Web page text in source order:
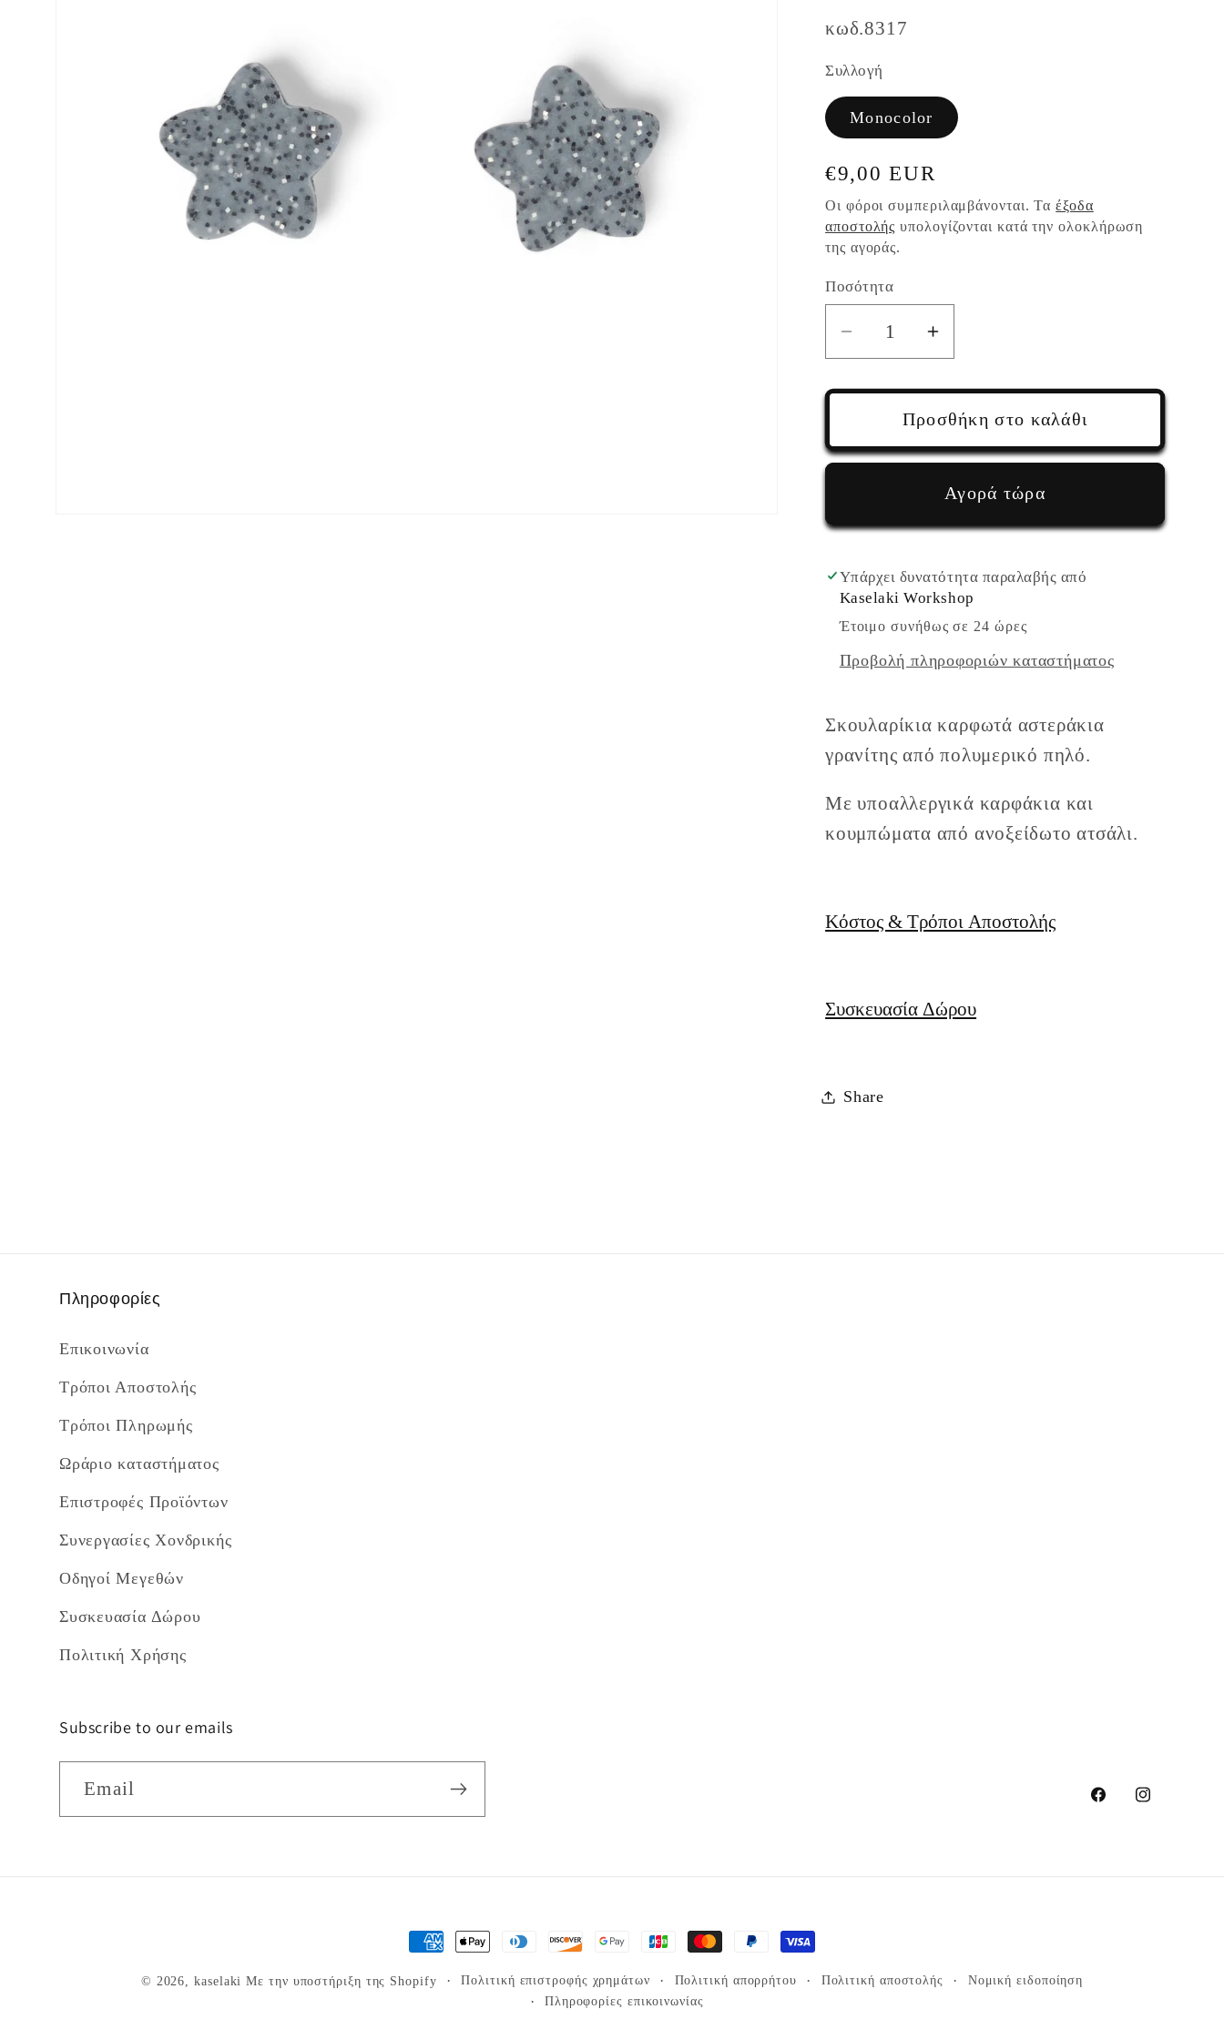
κωδ.8317
Συλλογή
Monocolor
Κανονική
τιμή
€9,00 EUR
Οι φόροι συμπεριλαμβάνονται. Ταέξοδα
αποστολής υπολογίζονται κατά την ολοκλήρωση
της αγοράς.
Ποσότητα
Ποσότητα
Μείωση
ποσότητας
για
Σκουλαρίκια
καρφωτά
αστεράκια
πολυμερικό
Αύξηση
ποσότητας
για
Σκουλαρίκια
καρφωτά
αστεράκια
γρανίτης
πολυμερικό
Προσθήκη στο καλάθι
Αγορά τώρα
Υπάρχει δυνατότητα παραλαβής από
Kaselaki Workshop
Έτοιμο συνήθως σε 24 ώρες
Προβολή πληροφοριών καταστήματος
Σκουλαρίκια καρφωτά αστεράκια
γρανίτης από πολυμερικό πηλό.
Με υποαλλεργικά καρφάκια και
κουμπώματα από ανοξείδωτο ατσάλι.
Κόστος & Τρόποι Αποστολής
Συσκευασία Δώρου
Share
Πληροφορίες
Επικοινωνία
Τρόποι Αποστολής
Τρόποι Πληρωμής
Ωράριο καταστήματος
Επιστροφές Προϊόντων
Συνεργασίες Χονδρικής
Οδηγοί Μεγεθών
Συσκευασία Δώρου
Πολιτική Χρήσης
Subscribe to our emails
Email
FacebookInstagram
Μέθοδοι
πληρωμής
© 2026,kaselaki Με την υποστήριξη της Shopify Πολιτική επιστροφής χρημάτων Πολιτική απορρήτου Πολιτική αποστολής
Νομική ειδοποίηση
Πληροφορίες επικοινωνίας